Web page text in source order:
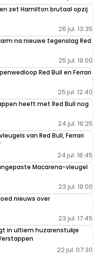
zet Hamilton brutaal opzij
26 jul. 13:35
na nieuwe tegenslag Red
25 jul. 19:00
Red Bull en Ferrari
25 jul. 12:40
heeft met Red Bull nog
24 jul. 19:25
van Red Bull, Ferrari
24 jul. 18:45
Macarena-vleugel
23 jul. 19:00
nieuws over
23 jul. 17:45
in ultiem huzarenstukje
22 jul. 07:30